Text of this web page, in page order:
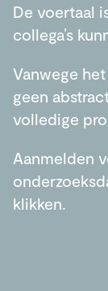
De voertaal
collega’s
Vanwege
geen
volledige
Aanmelden
klikken.